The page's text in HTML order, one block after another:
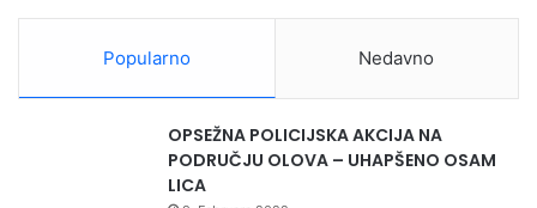
Popularno Nedavno
OPSEŽNA POLICIJSKA AKCIJA NA
PODRUČJU OLOVA – UHAPŠENO OSAM
LICA